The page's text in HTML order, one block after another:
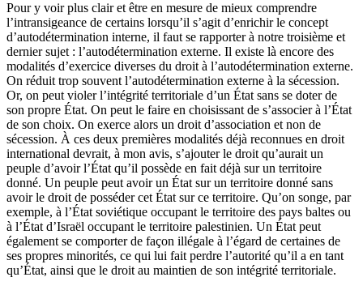
Pour y voir plus clair et être en mesure de mieux comprendre
l’intransigeance de certains lorsqu’il s’agit d’enrichir le concept
d’autodétermination interne, il faut se rapporter à notre troisième et
dernier sujet : l’autodétermination externe. Il existe là encore des
modalités d’exercice diverses du droit à l’autodétermination externe.
On réduit trop souvent l’autodétermination externe à la sécession.
Or, on peut violer l’intégrité territoriale d’un État sans se doter de
son propre État. On peut le faire en choisissant de s’associer à l’État
de son choix. On exerce alors un droit d’association et non de
sécession. À ces deux premières modalités déjà reconnues en droit
international devrait, à mon avis, s’ajouter le droit qu’aurait un
peuple d’avoir l’État qu’il possède en fait déjà sur un territoire
donné. Un peuple peut avoir un État sur un territoire donné sans
avoir le droit de posséder cet État sur ce territoire. Qu’on songe, par
exemple, à l’État soviétique occupant le territoire des pays baltes ou
à l’État d’Israël occupant le territoire palestinien. Un État peut
également se comporter de façon illégale à l’égard de certaines de
ses propres minorités, ce qui lui fait perdre l’autorité qu’il a en tant
qu’État, ainsi que le droit au maintien de son intégrité territoriale.